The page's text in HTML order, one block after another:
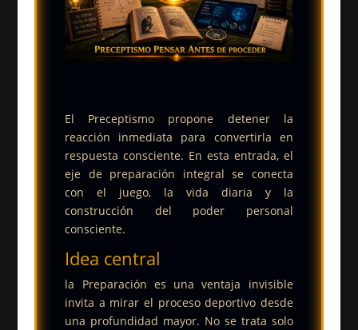
El Preceptismo propone detener la
reacción inmediata para convertirla en
respuesta consciente. En esta entrada, el
eje de preparación integral se conecta
con el juego, la vida diaria y la
construcción del poder personal
consciente.
Idea central
la Preparación es una ventaja invisible
invita a mirar el proceso deportivo desde
una profundidad mayor. No se trata solo